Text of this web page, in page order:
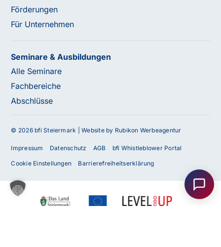
Haben Sie Fragen oder benötigen Sie
Unterstützung?
Unser Team ist gerne für Sie da! Nehmen Sie jetzt
Kontakt mit uns auf – wir freuen uns auf Ihre Anfrage.
Förderungen
Für Unternehmen
Seminare & Ausbildungen
Alle Seminare
Fachbereiche
Abschlüsse
© 2026 bfi Steiermark |Website by Rubikon Werbeagentur
Impressum Datenschutz AGB bfi Whistleblower Portal
Cookie Einstellungen Barrierefreiheitserklärung